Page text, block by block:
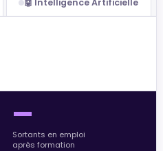
🤖 Intelligence Artificielle
—
Sortants en emploi
après formation